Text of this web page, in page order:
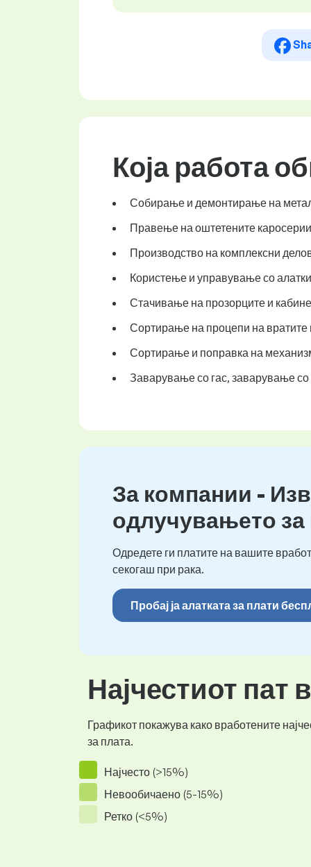
Која работа
Собирање и демонтирање на
Правење на оштетените
Производство на комплексни
Користење и управување со
Стачивање на прозорците и
Сортирање на процепи на вратите
Сортирање и поправка на
Заварување со гас, заварување
За компании -
одлучувањето за
Одредете ги платите на вашите
секогаш при рака.
Пробај ја алатката за плати
Најчестиот пат
Графикот покажува како вработените
за плата.
Најчесто (>15%)
Невообичаено (5-15%)
Ретко (<5%)